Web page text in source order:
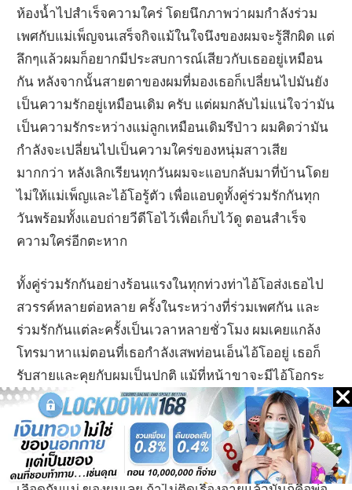
ห้องน้ำไปสำเร็จความใคร่ โดยนึกภาพว่าผมกำลังร่วม
เพศกับแม่เพ็ญจนเสร็จกิจแม้ในใจนึงของผมจะรู้สึกผิด แต่
ลึกๆแล้วผมก็อยากมีประสบการณ์เสียวกับเธออยู่เหมือน
กัน หลังจากนั้นสายตาของผมที่มองเธอก็เปลี่ยนไปมันยัง
เป็นความรักอยู่เหมือนเดิม ครับ แต่ผมกลับไม่แน่ใจว่ามัน
เป็นความรักระหว่างแม่ลูกเหมือนเดิมรึป่าว ผมคิดว่ามัน
กำลังจะเปลี่ยนไปเป็นความใคร่ของหนุ่มสาวเสีย
มากกว่า หลังเลิกเรียนทุกวันผมจะแอบกลับมาที่บ้านโดย
ไม่ให้แม่เพ็ญและไอ้โอรู้ตัว เพื่อแอบดูทั้งคู่ร่วมรักกันทุก
วันพร้อมทั้งแอบถ่ายวีดีโอไว้เพื่อเก็บไว้ดู ตอนสำเร็จ
ความใคร่อีกตะหาก
ทั้งคู่ร่วมรักกันอย่างร้อนแรงในทุกท่วงท่าไอ้โอส่งเธอไป
สวรรค์หลายต่อหลาย ครั้งในระหว่างที่ร่วมเพศกัน และ
ร่วมรักกันแต่ละครั้งเป็นเวลาหลายชั่วโมง ผมเคยแกล้ง
โทรมาหาแม่ตอนที่เธอกำลังเสพท่อนเอ็นไอ้โออยู่ เธอก็
รับสายและคุยกับผมเป็นปกติ แม้ที่หน้าขาจะมีไอ้โอกระ
เด้ายิกๆอยู่ก็ตาม ภาพที่เห็นมันช่างเร้าอารมณ์ของผม
มากจนผมอยากทำหน้าที่แทนไอ้โอในทันที แต่ในใจก็คิด
ว่าคงไม่มีโอกาสแน่ๆ เพราะเราเป็นแม่ลูกกัน อย่างไอ้โอ
มันก็อีกกรณีนึงเพราะมันไม่มีความเกี่ยวข้องทางสาย